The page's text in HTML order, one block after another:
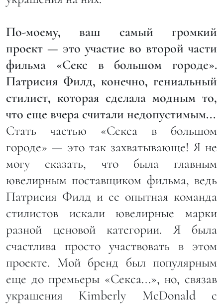
По-моему, ваш самый громкий
проект — это участие во второй части
фильма «Секс в большом городе».
Патрисия Филд, конечно, гениальный
стилист, которая сделала модным то,
что еще вчера считали недопустимым...
Стать частью «Секса в большом
городе» — это так захватывающе! Я не
могу сказать, что была главным
ювелирным поставщиком фильма, ведь
Патрисия Филд и ее опытная команда
стилистов искали ювелирные марки
разной ценовой категории. Я была
счастлива просто участвовать в этом
проекте. Мой бренд был популярным
еще до премьеры «Секса...», но, связав
украшения Kimberly McDonald с